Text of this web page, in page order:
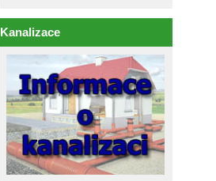
Kanalizace